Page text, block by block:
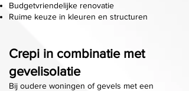
Budgetvriendelijke renovatie
Ruime keuze in kleuren en structuren
Crepi in combinatie met
gevelisolatie
Bij oudere woningen of gevels met een